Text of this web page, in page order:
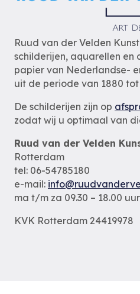
Ruud van der Velden
schilderijen, aquarellen en
papier van Nederlandse-
uit de periode van 1880 tot
De schilderijen zijn op
zodat wij u optimaal van
Ruud van der Velden
Rotterdam
tel: 06-54785180
e-mail:
ma t/m za 09.30 – 18.00 uur
KVK Rotterdam 24419978